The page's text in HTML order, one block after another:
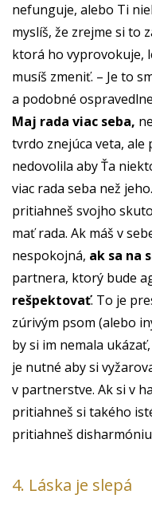
nefunguje, alebo Ti
myslíš, že zrejme si to
ktorá ho vyprovokuje,
musíš zmeniť. – Je to
a podobné
Maj rada viac seba,
tvrdo znejúca veta, ale
nedovolila aby Ťa
viac rada seba než
pritiahneš svojho
mať rada. Ak máš v
nespokojná, ak sa na
partnera, ktorý bude
rešpektovať. To je
zúrivým psom (alebo
by si im nemala
je nutné aby si
v partnerstve. Ak si v
pritiahneš si takého
pritiahneš
4. Láska je slepá